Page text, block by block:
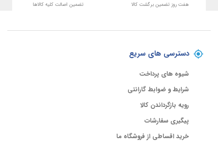
هفت روز تضمین برگشت کالا تضمین اصالت کلیه کالاها
دسترسی های سریع
شیوه های پرداخت
شرایط و ضوابط گارانتی
رویه بازگرداندن کالا
پیگیری سفارشات
خرید اقساطی از فروشگاه ما